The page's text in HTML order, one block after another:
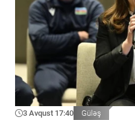
3 Avqust 17:40 Güləş